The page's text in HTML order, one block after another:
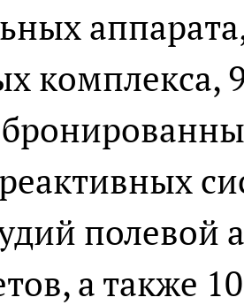
комплекса,
полевой
а также